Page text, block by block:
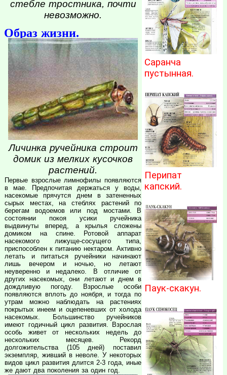
стебле тростника, почти
невозможно.
Образ жизни.
Личинка ручейника строит
домик из мелких кусочков
растений.
Первые взрослые лимнофилы появляются
в мае. Предпочитая держаться у воды,
насекомые прячутся днем в затененных
сырых местах, на стеблях растений по
берегам водоемов или под мостами. В
состоянии покоя усики ручейника
выдвинуты вперед, а крылья сложены
домиком на спине. Ротовой аппарат
насекомого лижуще-сосущего типа,
приспособлен к питанию нектаром. Активно
летать и питаться ручейники начинают
лишь вечером и ночью, но летают
неуверенно и недалеко. В отличие от
других насекомых, они летают и днем в
дождливую погоду. Взрослые особи
появляются вплоть до ноября, и тогда по
утрам можно наблюдать на растениях
покрытых инеем и оцепеневших от холода
насекомых. Большинство ручейников
имеют годичный цикл развития. Взрослая
особь живет от нескольких недель до
нескольких месяцев. Рекорд
долгожительства (105 дней) поставил
экземпляр, живший в неволе. У некоторых
видов цикл развития длится 2-3 года, иные
же дают два поколения за один год.
Саранча
пустынная.
Перипат
капский.
Паук-скакун.